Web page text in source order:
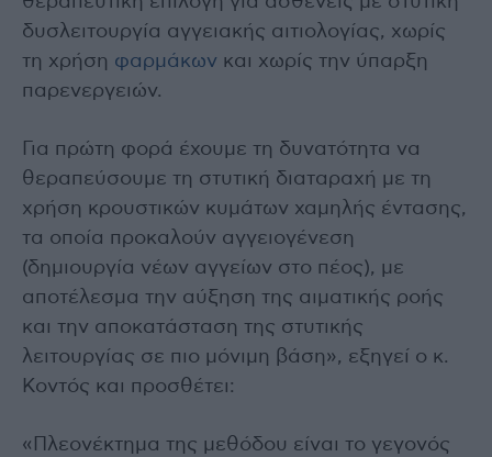
δυσλειτουργία αγγειακής αιτιολογίας, χωρίς
τη χρήση φαρμάκων και χωρίς την ύπαρξη
παρενεργειών.
Για πρώτη φορά έχουμε τη δυνατότητα να
θεραπεύσουμε τη στυτική διαταραχή με τη
χρήση κρουστικών κυμάτων χαμηλής έντασης,
τα οποία προκαλούν αγγειογένεση
(δημιουργία νέων αγγείων στο πέος), με
αποτέλεσμα την αύξηση της αιματικής ροής
και την αποκατάσταση της στυτικής
λειτουργίας σε πιο μόνιμη βάση», εξηγεί ο κ.
Κοντός και προσθέτει:
«Πλεονέκτημα της μεθόδου είναι το γεγονός